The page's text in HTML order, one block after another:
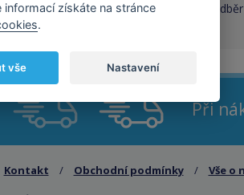
zásob pro okamžitý odběr
Při
Kontakt / Obchodní podmínky / Vše o
informací získáte na stránce
.
vše Nastavení